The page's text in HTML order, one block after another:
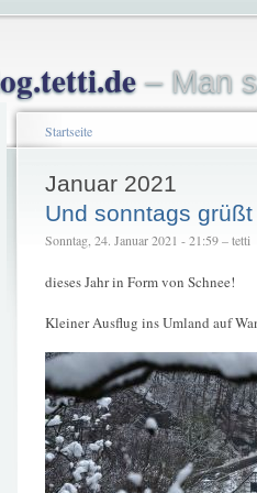
– Man
Startseite
Januar 2021
Und sonntags
Sonntag, 24. Januar 2021 - 21:59 – tetti
dieses Jahr in Form von Schnee!
Kleiner Ausflug ins Umland auf